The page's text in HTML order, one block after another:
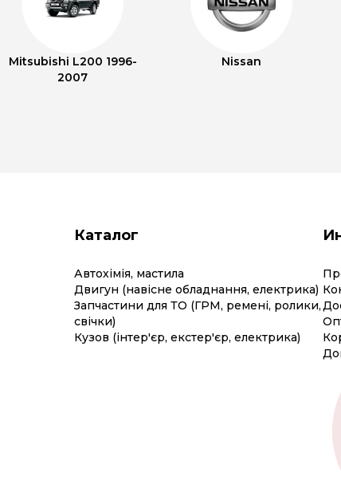
Mitsubishi L200 1996-
2007
Nissan
Каталог
Автохімія, мастила
Двигун (навісне обладнання, електрика)
Запчастини для ТО (ГРМ, ремені, ролики,
свічки)
Кузов (інтер'єр, екстер'єр, електрика)